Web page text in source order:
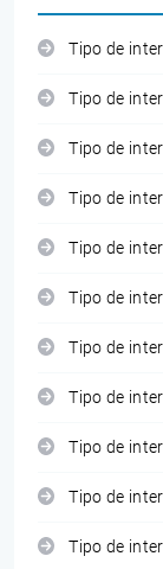
Tipo de
Tipo de
Tipo de
Tipo de
Tipo de
Tipo de
Tipo de
Tipo de
Tipo de
Tipo de
Tipo de